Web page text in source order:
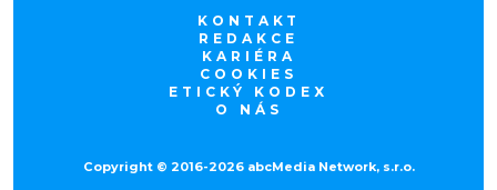
KONTAKT
REDAKCE
KARIÉRA
COOKIES
ETICKÝ KODEX
O NÁS
Copyright © 2016-2026 abcMedia Network, s.r.o.